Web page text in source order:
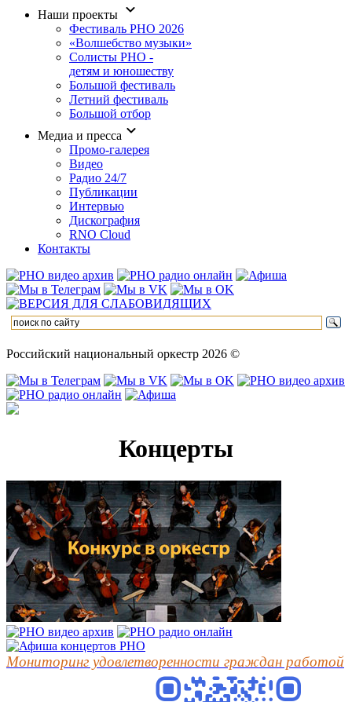
Наши проекты
Фестиваль РНО 2026
«Волшебство музыки»
Солисты РНО -
детям и юношеству
Большой фестиваль
Летний фестиваль
Большой отбор
Медиа и пресса
Промо-галерея
Видео
Радио 24/7
Публикации
Интервью
Дискография
RNO Cloud
Контакты
Российский национальный оркестр 2026 ©
Концерты
Мониторинг удовлетворенности граждан работой